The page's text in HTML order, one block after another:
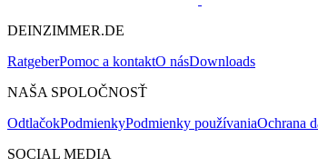
DEINZIMMER.DE
RatgeberPomoc a kontaktO násDownloads
NAŠA SPOLOČNOSŤ
OdtlačokPodmienkyPodmienky používaniaOchrana
SOCIAL MEDIA